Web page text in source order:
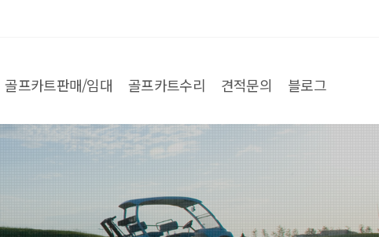
골프카트판매/임대 골프카트수리 견적문의 블로그